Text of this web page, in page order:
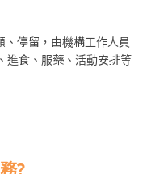
停留，由機構工作人員
進食、服藥、活動安排等
?